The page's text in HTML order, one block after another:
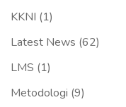
KKNI (1)
Latest News (62)
LMS (1)
Metodologi (9)